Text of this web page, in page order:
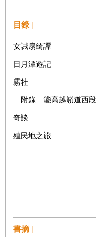
目錄 |
女誡扇綺譚
日月潭遊記
霧社
附錄 能高越嶺道西段
奇談
殖民地之旅
書摘 |